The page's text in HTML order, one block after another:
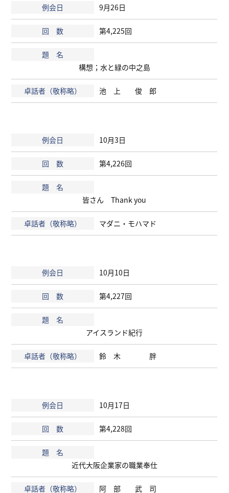
9月26日
第4,225回
構想；水と緑の中之島
池 上 俊 郎
10月3日
第4,226回
皆さん Thank you
マダニ・モハマド
10月10日
第4,227回
アイスランド紀行
鈴 木 胖
10月17日
第4,228回
近代大阪企業家の職業奉仕
阿 部 武 司